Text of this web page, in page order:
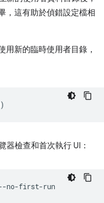
，這有助於偵錯設定檔相
新的臨時使用者目錄，
器檢查和首次執行 UI：